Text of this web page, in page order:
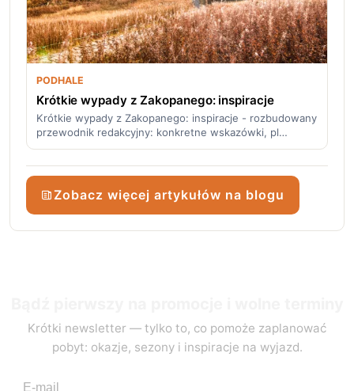
PODHALE
Krótkie wypady z Zakopanego: inspiracje
Krótkie wypady z Zakopanego: inspiracje - rozbudowany
przewodnik redakcyjny: konkretne wskazówki, pl…
Zobacz więcej artykułów na blogu
Krótki newsletter — tylko to, co pomoże zaplanować
pobyt: okazje, sezony i inspiracje na wyjazd.